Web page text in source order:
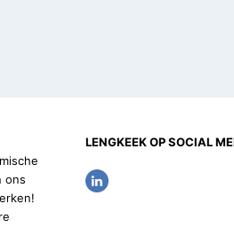
ons
LENGKEEK OP SOCIAL
L